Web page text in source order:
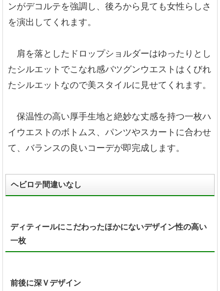
ンがデコルテを強調し、後ろから見ても女性らしさ
を演出してくれます。
肩を落としたドロップショルダーはゆったりとし
たシルエットでこなれ感バツグンウエストはくびれ
たシルエットなので美スタイルに見せてくれます。
保温性の高い厚手生地と絶妙な丈感を持つ一枚ハ
イウエストのボトムス、パンツやスカートに合わせ
て、バランスの良いコーデが即完成します。
ヘビロテ間違いなし
ディティールにこだわったほかにないデザイン性の高い
一枚
前後に深Ｖデザイン